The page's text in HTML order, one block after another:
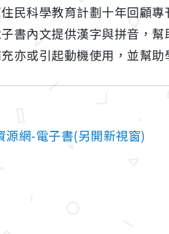
民科學教育計劃十年回顧
書內文提供漢字與拼音，
亦或引起動機使用，並幫
源網-電子書(另開新視窗)